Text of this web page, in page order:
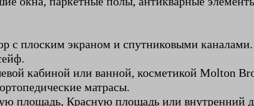
с плоским экраном и спутниковыми каналами.
кабиной или ванной, косметикой Molton
матрасы.
площадь, Красную площадь или внутренний